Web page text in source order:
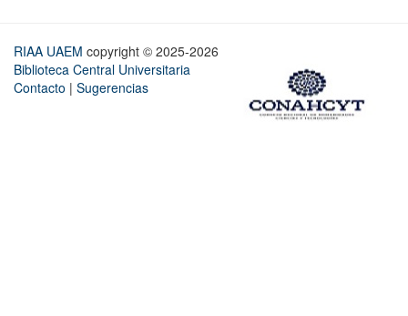
RIAA UAEM copyright © 2025-2026
Biblioteca Central Universitaria
Contacto | Sugerencias